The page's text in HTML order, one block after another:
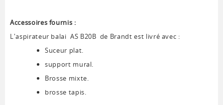
Accessoires fournis :
L'aspirateur balai AS B20B de Brandt est livré avec :
Suceur plat.
support mural.
Brosse mixte.
brosse tapis.